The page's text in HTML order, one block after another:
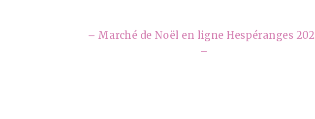
– Marché de Noël en ligne Hespéranges
–